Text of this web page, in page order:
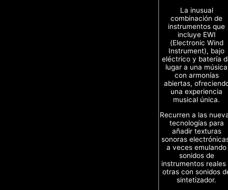
La inusual
combinación de
instrumentos que
incluye EWI
(Electronic Wind
Instrument), bajo
eléctrico y batería
lugar a una música
con armonías
abiertas,
una experiencia
musical única.
Recurren a las
tecnologías para
añadir texturas
sonoras
a veces emulando
sonidos de
instrumentos reales
otras con sonidos
sintetizador.